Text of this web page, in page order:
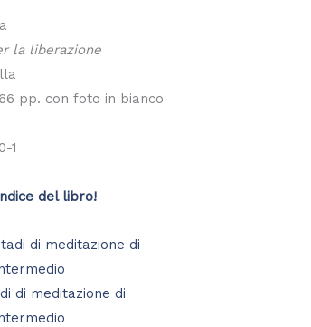
la liberazione
pp. con foto in bianco
1
del libro!
di meditazione di